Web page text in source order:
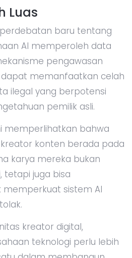
Luas
baru tentang
AI memperoleh data
pengawasan
memanfaatkan celah
ilegal yang berpotensi
pemilik asli.
memperlihatkan bahwa
konten berada pada
karya mereka bukan
tetapi juga bisa
sistem AI
kreator digital,
teknologi perlu lebih